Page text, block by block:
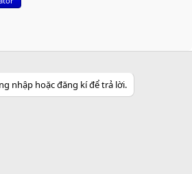
nhập hoặc đăng kí để trả lời.